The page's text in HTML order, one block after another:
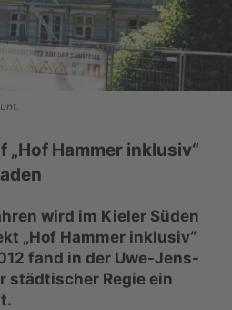
„Hof Hammer inklusiv“
wird im Kieler Süden
„Hof Hammer inklusiv“
fand in der Uwe-Jens-
städtischer Regie ein